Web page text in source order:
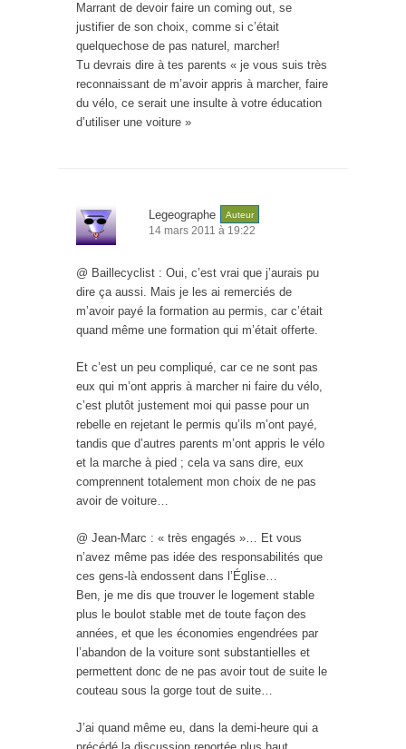
Marrant de devoir faire un coming out, se
justifier de son choix, comme si c’était
quelquechose de pas naturel, marcher!
Tu devrais dire à tes parents « je vous suis très
reconnaissant de m’avoir appris à marcher, faire
du vélo, ce serait une insulte à votre éducation
d’utiliser une voiture »
Legeographe Auteur
14 mars 2011 à 19:22
@ Baillecyclist : Oui, c’est vrai que j’aurais pu
dire ça aussi. Mais je les ai remerciés de
m’avoir payé la formation au permis, car c’était
quand même une formation qui m’était offerte.
Et c’est un peu compliqué, car ce ne sont pas
eux qui m’ont appris à marcher ni faire du vélo,
c’est plutôt justement moi qui passe pour un
rebelle en rejetant le permis qu’ils m’ont payé,
tandis que d’autres parents m’ont appris le vélo
et la marche à pied ; cela va sans dire, eux
comprennent totalement mon choix de ne pas
avoir de voiture…
@ Jean-Marc : « très engagés »… Et vous
n’avez même pas idée des responsabilités que
ces gens-là endossent dans l’Église…
Ben, je me dis que trouver le logement stable
plus le boulot stable met de toute façon des
années, et que les économies engendrées par
l’abandon de la voiture sont substantielles et
permettent donc de ne pas avoir tout de suite le
couteau sous la gorge tout de suite…
J’ai quand même eu, dans la demi-heure qui a